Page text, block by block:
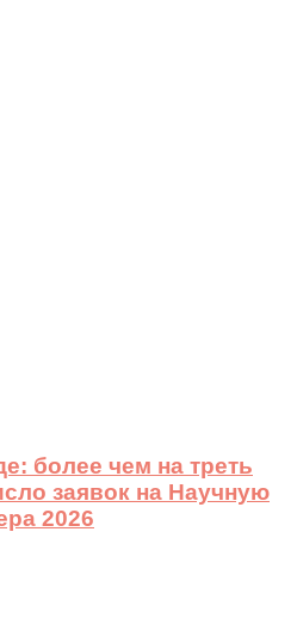
более чем на треть
заявок на Научную
2026